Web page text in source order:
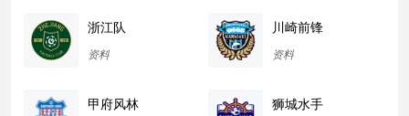
浙江队
资料
川崎前锋
资料
甲府风林 狮城水手